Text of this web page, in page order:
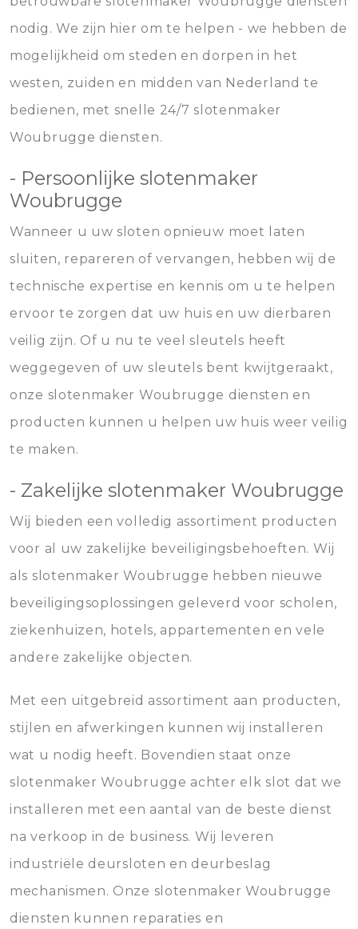
nodig. We zijn hier om te helpen - we hebben de
mogelijkheid om steden en dorpen in het
westen, zuiden en midden van Nederland te
bedienen, met snelle 24/7 slotenmaker
Woubrugge diensten.
- Persoonlijke slotenmaker
Woubrugge
Wanneer u uw sloten opnieuw moet laten
sluiten, repareren of vervangen, hebben wij de
technische expertise en kennis om u te helpen
ervoor te zorgen dat uw huis en uw dierbaren
veilig zijn. Of u nu te veel sleutels heeft
weggegeven of uw sleutels bent kwijtgeraakt,
onze slotenmaker Woubrugge diensten en
producten kunnen u helpen uw huis weer veilig
te maken.
- Zakelijke slotenmaker Woubrugge
Wij bieden een volledig assortiment producten
voor al uw zakelijke beveiligingsbehoeften. Wij
als slotenmaker Woubrugge hebben nieuwe
beveiligingsoplossingen geleverd voor scholen,
ziekenhuizen, hotels, appartementen en vele
andere zakelijke objecten.
Met een uitgebreid assortiment aan producten,
stijlen en afwerkingen kunnen wij installeren
wat u nodig heeft. Bovendien staat onze
slotenmaker Woubrugge achter elk slot dat we
installeren met een aantal van de beste dienst
na verkoop in de business. Wij leveren
industriële deursloten en deurbeslag
mechanismen. Onze slotenmaker Woubrugge
diensten kunnen reparaties en